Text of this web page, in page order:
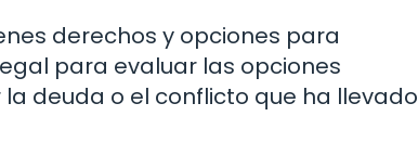
derechos y opciones para
para evaluar las opciones
deuda o el conflicto que ha llevado